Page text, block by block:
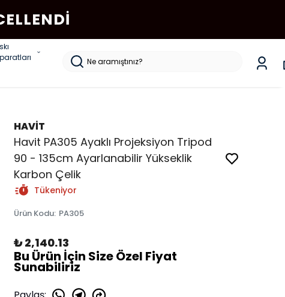
HAVİT
Havit PA305 Ayaklı Projeksiyon Tripod
90 - 135cm Ayarlanabilir Yükseklik
Karbon Çelik
Tükeniyor
Ürün Kodu: PA305
₺ 2,140.13
Bu Ürün İçin Size Özel Fiyat
Sunabiliriz